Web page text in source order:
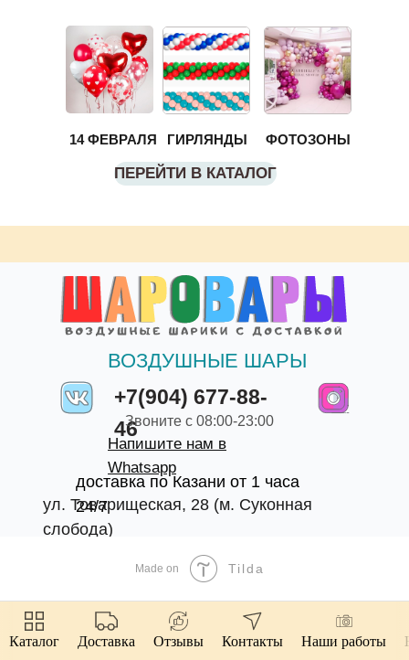
Каталог Доставка Отзывы Контакты Наши работы
ГИРЛЯНДЫ
ПЕРЕЙТИ В КАТАЛОГ
ФОТОЗОНЫ
14 ФЕВРАЛЯ
+7(904) 677-88-
46
ВОЗДУШНЫЕ ШАРЫ
доставка по Казани от 1 часа
24/7
Звоните с 08:00-23:00
Напишите нам в
Whatsapp
ул. Товарищеская, 28 (м. Суконная
слобода)
Made on Tilda